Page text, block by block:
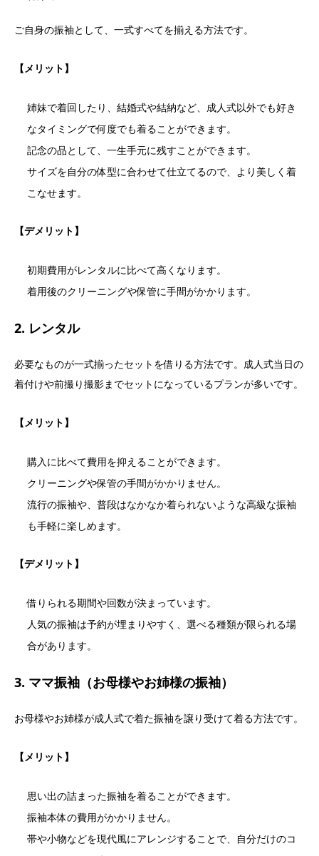
ご自身の振袖として、一式すべてを揃える方法です。
【メリット】
姉妹で着回したり、結婚式や結納など、成人式以外でも好き
なタイミングで何度でも着ることができます。
記念の品として、一生手元に残すことができます。
サイズを自分の体型に合わせて仕立てるので、より美しく着
こなせます。
【デメリット】
初期費用がレンタルに比べて高くなります。
着用後のクリーニングや保管に手間がかかります。
2. レンタル
必要なものが一式揃ったセットを借りる方法です。成人式当日の
着付けや前撮り撮影までセットになっているプランが多いです。
【メリット】
購入に比べて費用を抑えることができます。
クリーニングや保管の手間がかかりません。
流行の振袖や、普段はなかなか着られないような高級な振袖
も手軽に楽しめます。
【デメリット】
借りられる期間や回数が決まっています。
人気の振袖は予約が埋まりやすく、選べる種類が限られる場
合があります。
3. ママ振袖（お母様やお姉様の振袖）
お母様やお姉様が成人式で着た振袖を譲り受けて着る方法です。
【メリット】
思い出の詰まった振袖を着ることができます。
振袖本体の費用がかかりません。
帯や小物などを現代風にアレンジすることで、自分だけのコ